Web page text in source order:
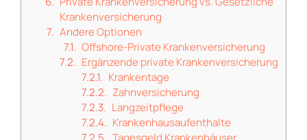
Krankenversicherung
Andere Optionen
Offshore-Private Krankenversicherung
Ergänzende private Krankenversicherung
Krankentage
Zahnversicherung
Langzeitpflege
Krankenhausaufenthalte